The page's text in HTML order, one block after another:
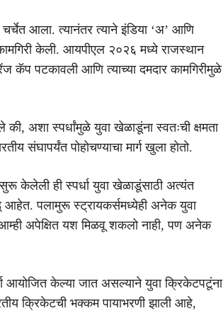
आला. त्यानंतर त्याने इंडिया ‘अ’ आणि
केली. आयपीएल २०२६ मध्ये राजस्थान
पटकावली आणि त्याच्या दमदार कामगिरीमुळे
अशा स्पर्धांमुळे युवा खेळाडूंना स्वतःची क्षमता
संघापर्यंत पोहोचण्याचा मार्ग खुला होतो.
केलेली ही स्पर्धा युवा खेळाडूंसाठी अत्यंत
आहेत. पलामुरू स्ट्रायकर्समध्येही अनेक युवा
अपेक्षित यश मिळवू शकलो नाही, पण अनेक
आयोजित केल्या जात असल्याने युवा क्रिकेटपटूंना
क्रिकेटची भक्कम पायाभरणी झाली आहे,